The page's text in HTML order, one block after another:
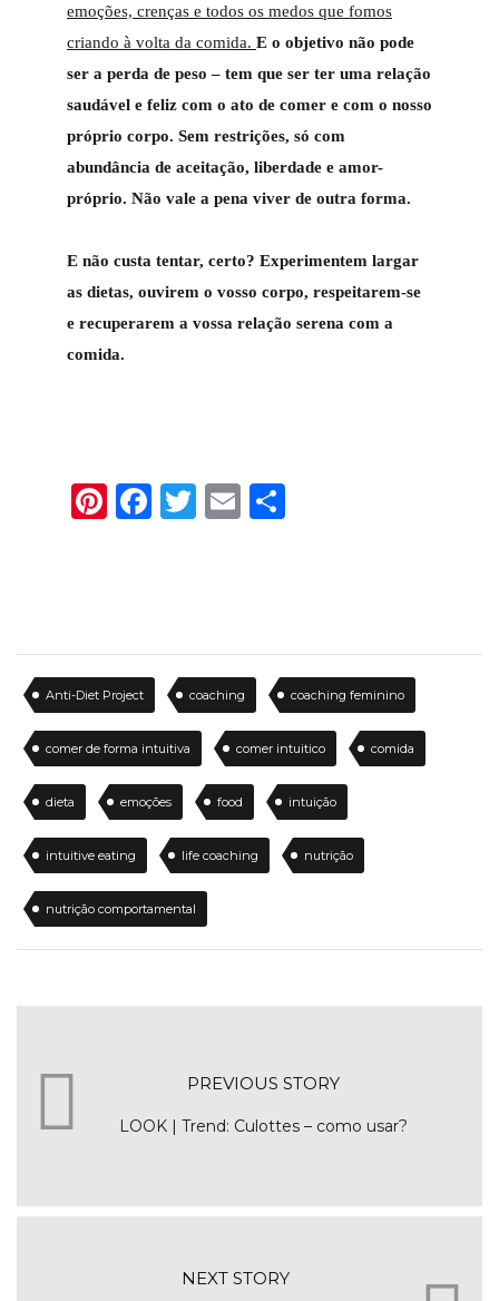
emoções, crenças e todos os medos que fomos
criando à volta da comida. E o objetivo não pode
ser a perda de peso – tem que ser ter uma relação
saudável e feliz com o ato de comer e com o nosso
próprio corpo. Sem restrições, só com
abundância de aceitação, liberdade e amor-
próprio. Não vale a pena viver de outra forma.
E não custa tentar, certo? Experimentem largar
as dietas, ouvirem o vosso corpo, respeitarem-se
e recuperarem a vossa relação serena com a
comida.
Pinterest
Facebook
Twitter
Email
Anti-Diet Project coaching coaching feminino
comer de forma intuitiva comer intuitico comida
dieta emoções food intuição
intuitive eating life coaching nutrição
nutrição comportamental
PREVIOUS STORY
LOOK | Trend: Culottes – como usar?
NEXT STORY